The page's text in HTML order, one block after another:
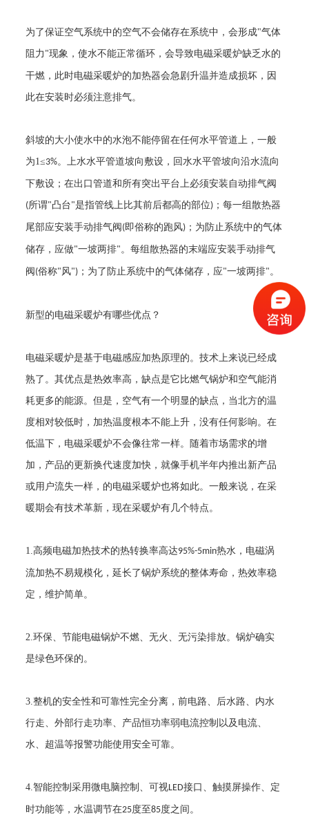
为了保证空气系统中的空气不会储存在系统中，会形成"气体
阻力 "现象，使水不能正常循环，会导致电磁采暖炉缺乏水的
干燃，此时电磁采暖炉的加热器会急剧升温并造成损坏，因
此在安装时必须注意排气。
斜坡的大小使水中的水泡不能停留在任何水平管道上，一般
为1≤3%。上水水平管道坡向敷设，回水水平管坡向沿水流向
下敷设；在出口管道和所有突出平台上必须安装自动排气阀
(所谓"凸台"是指管线上比其前后都高的部位) ；每一组散热器
尾部应安装手动排气阀 (即俗称的跑风) ；为防止系统中的气体
储存，应做"一坡两排"。每组散热器的末端应安装手动排气
阀 (俗称"风") ；为了防止系统中的气体储存，应"一坡两排"。
新型的电磁采暖炉有哪些优点？
电磁采暖炉是基于电磁感应加热原理的。技术上来说已经成
熟了。其优点是热效率高，缺点是它比燃气锅炉和空气能消
耗更多的能源。但是，空气有一个明显的缺点，当北方的温
度相对较低时，加热温度根本不能上升，没有任何影响。在
低温下， 电磁采暖炉不会像往常一样。随着市场需求的增
加，产品的更新换代速度加快，就像手机半年内推出新产品
或用户流失一样，的电磁采暖炉也将如此。一般来说，在采
暖期会有技术革新，现在采暖炉有几个特点。
1.高频电磁加热技术的热转换率高达95%-5min热水，电磁涡
流加热不易规模化，延长了锅炉系统的整体寿命，热效率稳
定，维护简单。
2.环保、节能电磁锅炉不燃、无火、无污染排放。锅炉确实
是绿色环保的。
3.整机的安全性和可靠性完全分离，前电路、后水路、内水
行走、外部行走功率、产品恒功率弱电流控制以及电流、
水、超温等报警功能使用安全可靠。
4.智能控制采用微电脑控制、可视LED接口、触摸屏操作、定
时功能等，水温调节在25度至85度之间。